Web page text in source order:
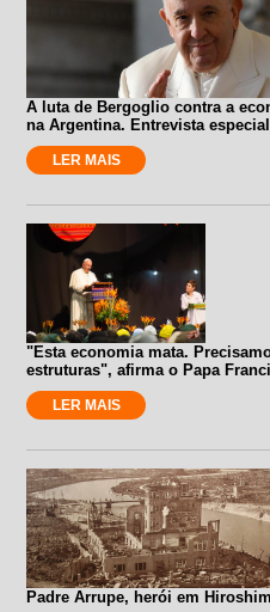
A luta de Bergoglio contra a
na Argentina. Entrevista
LER MAIS
"Esta economia mata.
estruturas", afirma o Papa
LER MAIS
Padre Arrupe, herói em